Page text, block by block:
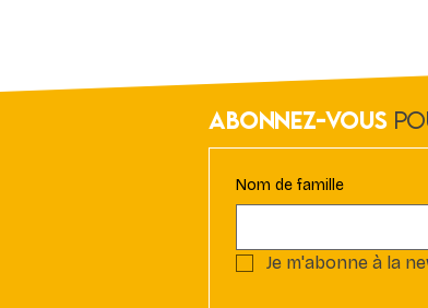
Abonnez-vous
Nom de famille
Je m'abonne à la